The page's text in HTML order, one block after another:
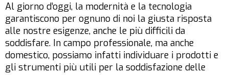
Al giorno d’oggi, la modernità e la tecnologia
garantiscono per ognuno di noi la giusta risposta
alle nostre esigenze, anche le più difficili da
soddisfare. In campo professionale, ma anche
domestico, possiamo infatti individuare i prodotti e
gli strumenti più utili per la soddisfazione delle